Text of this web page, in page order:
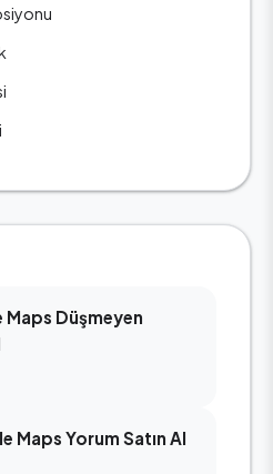
Düşmeyen
Maps Yorum Satın Al